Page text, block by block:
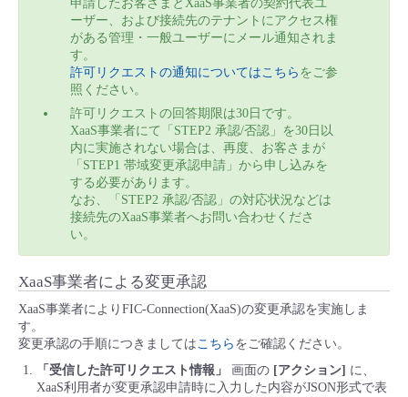
申請したお客さまとXaaS事業者の契約代表ユ
ーザー、および接続先のテナントにアクセス権
がある管理・一般ユーザーにメール通知されま
す。
許可リクエストの通知についてはこちら をご参
照ください。
許可リクエストの回答期限は30日です。
XaaS事業者にて「STEP2 承認/否認」を30日以
内に実施されない場合は、再度、お客さまが
「STEP1 帯域変更承認申請」から申し込みを
する必要があります。
なお、「STEP2 承認/否認」の対応状況などは
接続先のXaaS事業者へお問い合わせくださ
い。
XaaS事業者による変更承認
XaaS事業者によりFIC-Connection(XaaS)の変更承認を実施しま
す。
変更承認の手順につきましてはこちら をご確認ください。
「受信した許可リクエスト情報」
画面の [アクション] に、
XaaS利用者が変更承認申請時に入力した内容がJSON形式で表